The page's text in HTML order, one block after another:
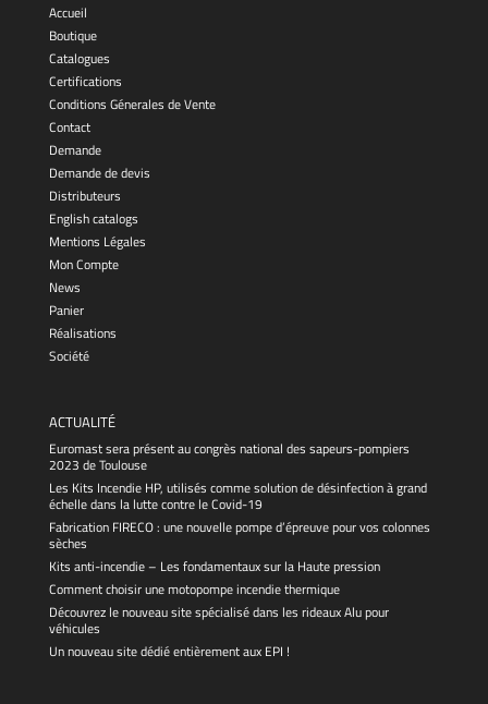
Accueil
Boutique
Catalogues
Certifications
Conditions Génerales de Vente
Contact
Demande
Demande de devis
Distributeurs
English catalogs
Mentions Légales
Mon Compte
News
Panier
Réalisations
Société
ACTUALITÉ
Euromast sera présent au congrès national des sapeurs-pompiers
2023 de Toulouse
Les Kits Incendie HP, utilisés comme solution de désinfection à grand
échelle dans la lutte contre le Covid-19
Fabrication FIRECO : une nouvelle pompe d’épreuve pour vos colonnes
sèches
Kits anti-incendie – Les fondamentaux sur la Haute pression
Comment choisir une motopompe incendie thermique
Découvrez le nouveau site spécialisé dans les rideaux Alu pour
véhicules
Un nouveau site dédié entièrement aux EPI !